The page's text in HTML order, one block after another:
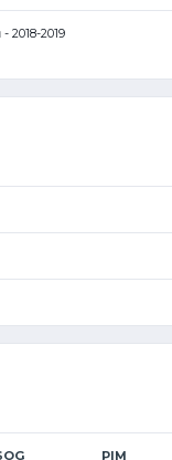
2018-2019
PIM